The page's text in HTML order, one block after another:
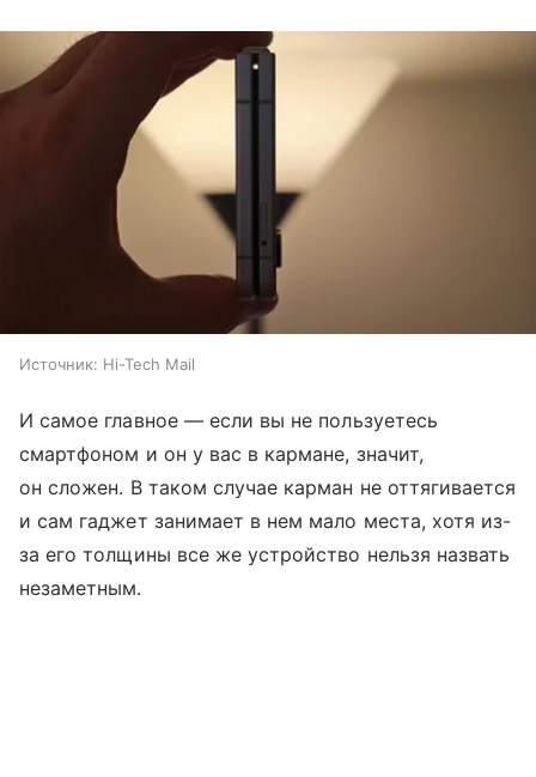
Источник: Hi-Tech Mail
И самое главное — если вы не пользуетесь
смартфоном и он у вас в кармане, значит,
он сложен. В таком случае карман не оттягивается
и сам гаджет занимает в нем мало места, хотя из-
за его толщины все же устройство нельзя назвать
незаметным.